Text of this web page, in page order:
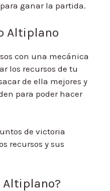
ganar la partida.
Altiplano
con una mecánica
los recursos de tu
de ella mejores y
para poder hacer
de victoria
recursos y sus
Altiplano?